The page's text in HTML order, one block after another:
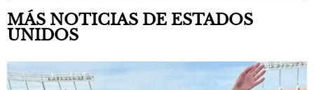
MÁS NOTICIAS DE ESTADOS
UNIDOS